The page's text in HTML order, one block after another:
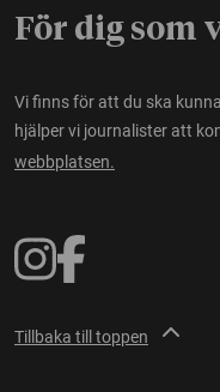
För dig som
Vi finns för att du ska
hjälper vi journalister att
webbplatsen.
Tillbaka till toppen